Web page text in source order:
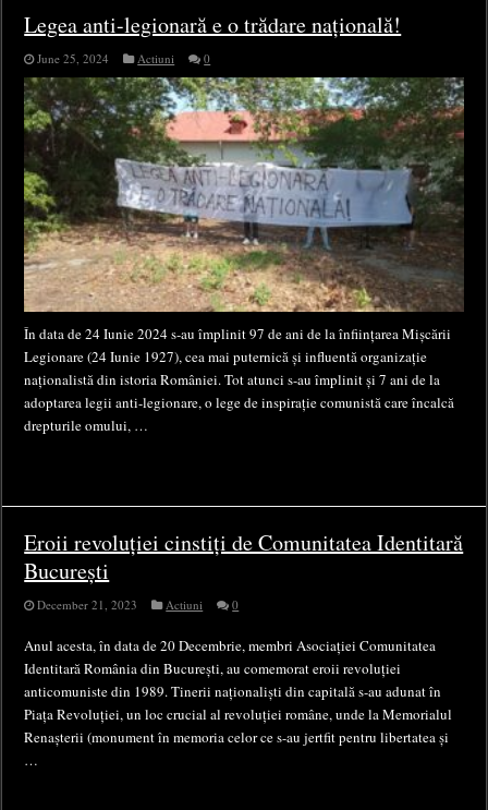
Legea anti-legionară e o trădare națională!
June 25, 2024 Actiuni 0
În data de 24 Iunie 2024 s-au împlinit 97 de ani de la înființarea Mișcării
Legionare (24 Iunie 1927), cea mai puternică și influentă organizație
naționalistă din istoria României. Tot atunci s-au împlinit și 7 ani de la
adoptarea legii anti-legionare, o lege de inspirație comunistă care încalcă
drepturile omului, …
Eroii revoluției cinstiți de Comunitatea Identitară
București
December 21, 2023 Actiuni 0
Anul acesta, în data de 20 Decembrie, membri Asociației Comunitatea
Identitară România din București, au comemorat eroii revoluției
anticomuniste din 1989. Tinerii naționaliști din capitală s-au adunat în
Piața Revoluției, un loc crucial al revoluției române, unde la Memorialul
Renașterii (monument în memoria celor ce s-au jertfit pentru libertatea și
…